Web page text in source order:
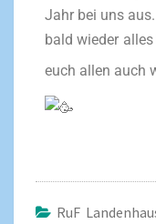
Jahr bei uns
bald wieder
euch allen auch
RuF